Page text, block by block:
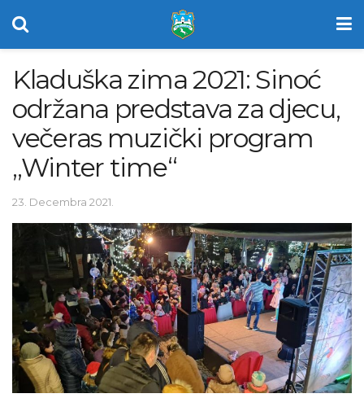
Kladuška zima 2021: Sinoć
održana predstava za djecu,
večeras muzički program
„Winter time“
23. Decembra 2021.